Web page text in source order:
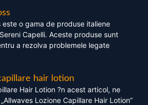
este o gama de produse italiene
Capelli. Aceste produse sunt
a rezolva problemele legate
hair lotion
Hair Lotion ?n acest articol, ne
Lozione Capillare Hair Lotion”